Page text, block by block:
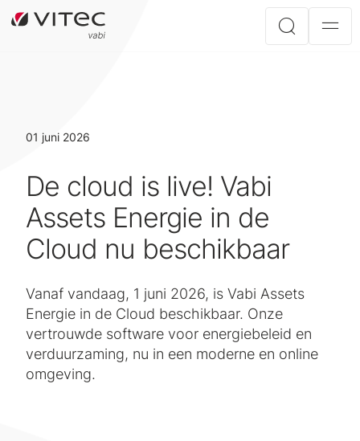
01 juni 2026
De cloud is live! Vabi
Assets Energie in de
Cloud nu beschikbaar
Vanaf vandaag, 1 juni 2026, is Vabi Assets
Energie in de Cloud beschikbaar. Onze
vertrouwde software voor energiebeleid en
verduurzaming, nu in een moderne en online
omgeving.